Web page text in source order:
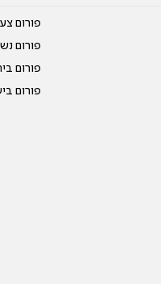
פורום
פורום
פורום
פורום